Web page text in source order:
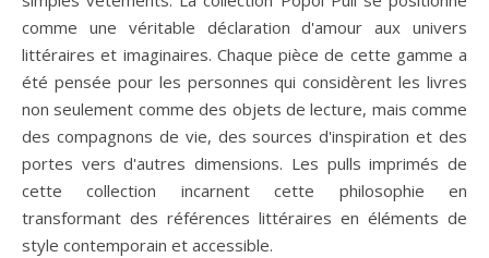
comme une véritable déclaration d'amour aux univers
littéraires et imaginaires. Chaque pièce de cette gamme a
été pensée pour les personnes qui considèrent les livres
non seulement comme des objets de lecture, mais comme
des compagnons de vie, des sources d'inspiration et des
portes vers d'autres dimensions. Les pulls imprimés de
cette collection incarnent cette philosophie en
transformant des références littéraires en éléments de
style contemporain et accessible.